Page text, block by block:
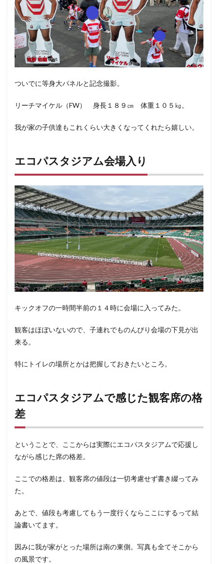
ついでに等身大パネルと記念撮影。
リーチマイケル（FW） 身長１８９㎝ 体重１０５㎏。
我が家の子供達もこれくらい大きくなってくれたら嬉しい。
エコパスタジアム会場入り
キックオフの一時間半前の１４時に会場に入ってみた。
観客はほぼいないので、子連れでものんびり会場の下見が出
来る。
特にトイレの場所とかは把握しておきたいところ。
エコパスタジアムで感じた観客席の格
差
ということで、ここからは実際にエコパスタジアムで応援し
ながら感じた席の格差。
ここでの格差は、観客席の値段は一切考慮せず書き綴ってみ
た。
あとで、値段も考慮してもう一度行くならここにするって結
論書いてます。
因みに我が家がとった場所は南の東側。写真も全てそこから
の風景です。